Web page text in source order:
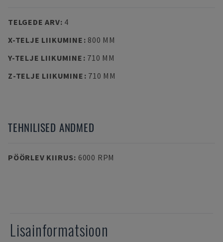
TELGEDE ARV: 4
X-TELJE LIIKUMINE : 800 MM
Y-TELJE LIIKUMINE : 710 MM
Z-TELJE LIIKUMINE : 710 MM
TEHNILISED ANDMED
PÖÖRLEV KIIRUS: 6000 RPM
Lisainformatsioon